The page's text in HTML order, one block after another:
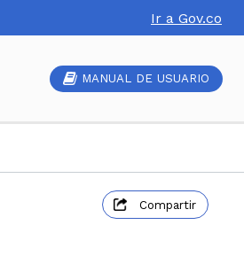
Ir a Gov.co
MANUAL DE USUARIO
Compartir